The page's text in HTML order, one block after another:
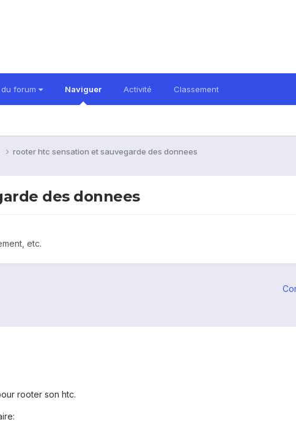
forum Naviguer Activité Classement
rooter htc sensation et sauvegarde des donnees
des donnees
etc.
rooter son htc.